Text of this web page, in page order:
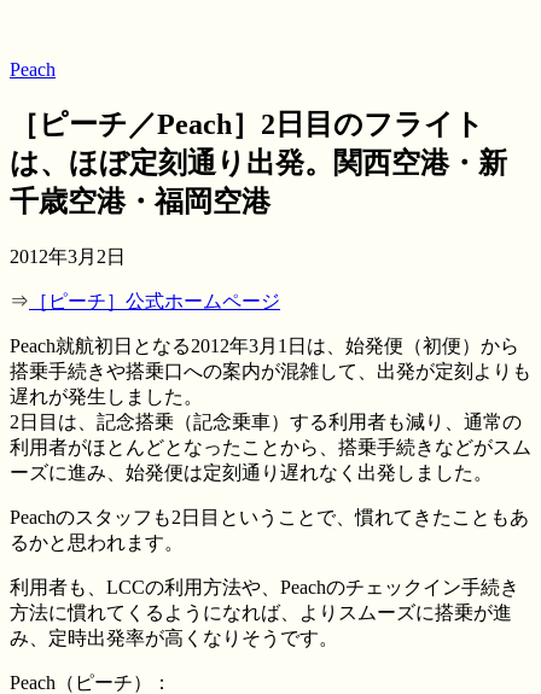
Peach
［ピーチ／Peach］2日目のフライト
は、ほぼ定刻通り出発。関西空港・新
千歳空港・福岡空港
2012年3月2日
⇒ ［ピーチ］公式ホームページ
Peach就航初日となる2012年3月1日は、始発便（初便）から
搭乗手続きや搭乗口への案内が混雑して、出発が定刻よりも
遅れが発生しました。
2日目は、記念搭乗（記念乗車）する利用者も減り、通常の
利用者がほとんどとなったことから、搭乗手続きなどがスム
ーズに進み、始発便は定刻通り遅れなく出発しました。
Peachのスタッフも2日目ということで、慣れてきたこともあ
るかと思われます。
利用者も、LCCの利用方法や、Peachのチェックイン手続き
方法に慣れてくるようになれば、よりスムーズに搭乗が進
み、定時出発率が高くなりそうです。
Peach（ピーチ）：